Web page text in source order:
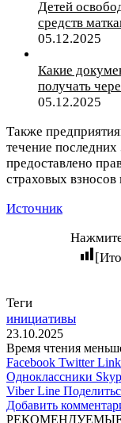
Детей
средств
05.12.2025
Какие
получать
05.12.2025
Также
течение
предоставлено
страховых взносов
Источник
Теги
инициативы
23.10.2025
Время чтения
Facebook Twitter
Одноклассники
Viber Line
Добавить